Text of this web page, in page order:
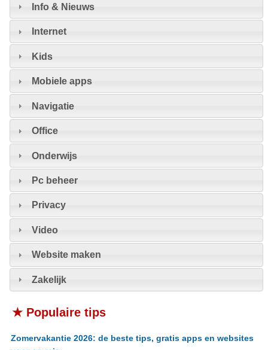
Info & Nieuws
Internet
Kids
Mobiele apps
Navigatie
Office
Onderwijs
Pc beheer
Privacy
Video
Website maken
Zakelijk
★ Populaire tips
Zomervakantie 2026: de beste tips, gratis apps en websites